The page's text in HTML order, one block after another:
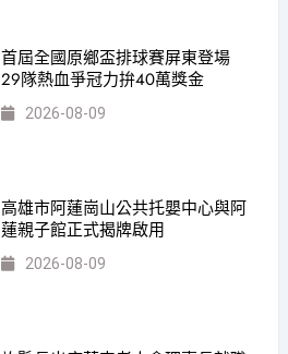
首屆全國原鄉盃排球賽屏東登場
29隊熱血爭冠力拚40萬獎金
2026-08-09
高雄市阿蓮崗山公共托嬰中心與阿
蓮親子館正式揭牌啟用
2026-08-09